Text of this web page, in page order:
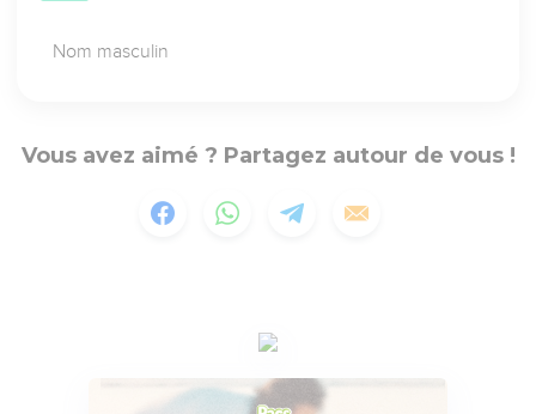
Nom masculin
Vous avez aimé ? Partagez autour de vous !